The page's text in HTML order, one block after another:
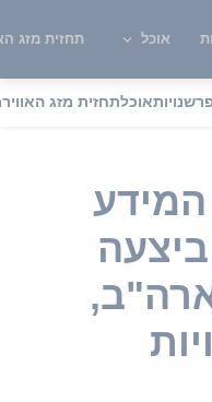
אוכל תחזית מזג
אוכלתחזית מזג האוויר